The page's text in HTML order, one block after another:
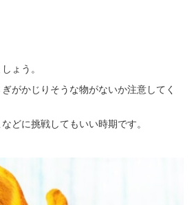
ょう。
がかじりそうな物がないか注意してく
どに挑戦してもいい時期です。